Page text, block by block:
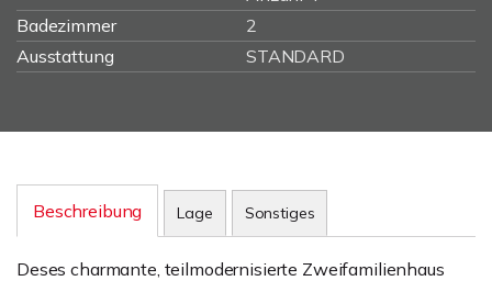
Badezimmer
2
Ausstattung
STANDARD
Beschreibung Lage Sonstiges
Deses charmante, teilmodernisierte Zweifamilienhaus